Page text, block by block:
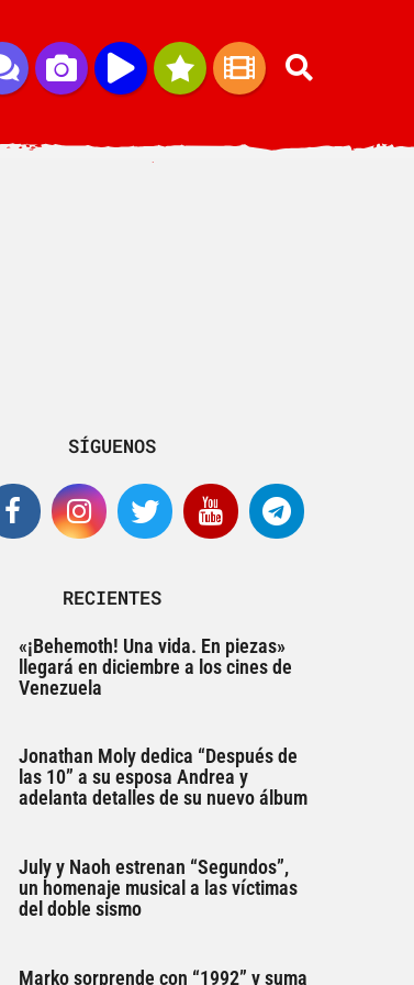
SÍGUENOS
RECIENTES
«¡Behemoth! Una vida. En piezas»
llegará en diciembre a los cines de
Venezuela
Jonathan Moly dedica “Después de
las 10” a su esposa Andrea y
adelanta detalles de su nuevo álbum
July y Naoh estrenan “Segundos”,
un homenaje musical a las víctimas
del doble sismo
Marko sorprende con “1992” y suma